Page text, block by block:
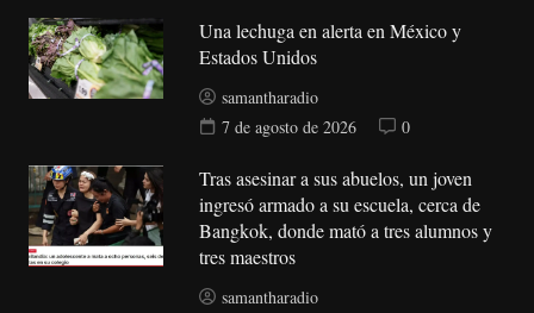
Una lechuga en alerta en México y
Estados Unidos
samantharadio
7 de agosto de 2026
0
Tras asesinar a sus abuelos, un joven
ingresó armado a su escuela, cerca de
Bangkok, donde mató a tres alumnos y
tres maestros
samantharadio